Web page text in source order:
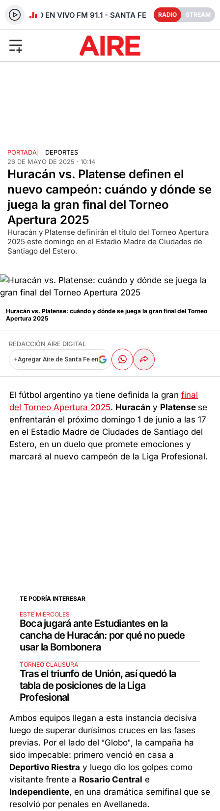
RADIO EN VIVO FM 91.1 - SANTA FE RADIO STREAM
PORTADA
DEPORTES
26 DE MAYO DE 2025 · 10:14
Huracán vs. Platense definen el
nuevo campeón: cuándo y dónde se
juega la gran final del Torneo
Apertura 2025
Huracán y Platense definirán el título del Torneo Apertura
2025 este domingo en el Estadio Madre de Ciudades de
Santiago del Estero.
Huracán vs. Platense: cuándo y dónde se juega la gran final del Torneo
Apertura 2025
REDACCIÓN AIRE DIGITAL
+Agregar Aire de Santa Fe en
El fútbol argentino ya tiene definida la granfinal
del Torneo Apertura 2025. Huracány Platense se
enfrentarán el próximo domingo 1 de junio a las 17
en el Estadio Madre de Ciudades de Santiago del
Estero, en un duelo que promete emociones y
marcará al nuevo campeón de la Liga Profesional.
TE PODRÍA INTERESAR
ESTE MIÉRCOLES
Boca jugará ante Estudiantes en la
cancha de Huracán: por qué no puede
usar la Bombonera
TORNEO CLAUSURA
Tras el triunfo de Unión, así quedó la
tabla de posiciones de la Liga
Profesional
Ambos equipos llegan a esta instancia decisiva
luego de superar durísimos cruces en las fases
previas. Por el lado del “Globo”, la campaña ha
sido impecable: primero venció en casa a
Deportivo Riestra y luego dio los golpes como
visitante frente a Rosario Central e
Independiente, en una dramática semifinal que se
resolvió por penales en Avellaneda.